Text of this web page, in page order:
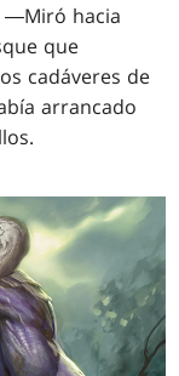
―Miró hacia
que
cadáveres de
arrancado